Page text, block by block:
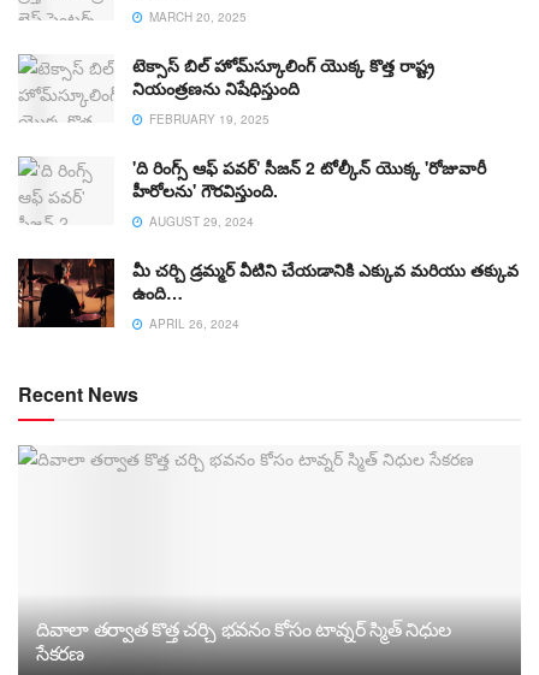
MARCH 20, 2025
టెక్సాస్ బిల్ హోమ్‌స్కూలింగ్ యొక్క కొత్త రాష్ట్ర
నియంత్రణను నిషేధిస్తుంది
FEBRUARY 19, 2025
'ది రింగ్స్ ఆఫ్ పవర్' సీజన్ 2 టోల్కీన్ యొక్క 'రోజువారీ
హీరోలను' గౌరవిస్తుంది.
AUGUST 29, 2024
మీ చర్చి డ్రమ్మర్ వీటిని చేయడానికి ఎక్కువ మరియు తక్కువ
ఉంది…
APRIL 26, 2024
Recent News
దివాలా తర్వాత కొత్త చర్చి భవనం కోసం టావ్నర్ స్మిత్ నిధుల
సేకరణ